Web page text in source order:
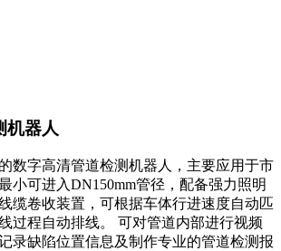
机器人
数字高清管道检测机器人，主要应用于市
小可进入DN150mm管径，配备强力照明
缆卷收装置，可根据车体行进速度自动匹
过程自动排线。 可对管道内部进行视频
录缺陷位置信息及制作专业的管道检测报